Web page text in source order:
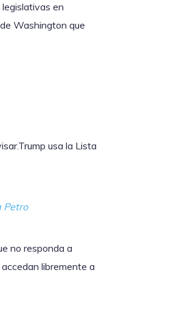
en
Washington que
usa la Lista
Petro
no responda a
libremente a